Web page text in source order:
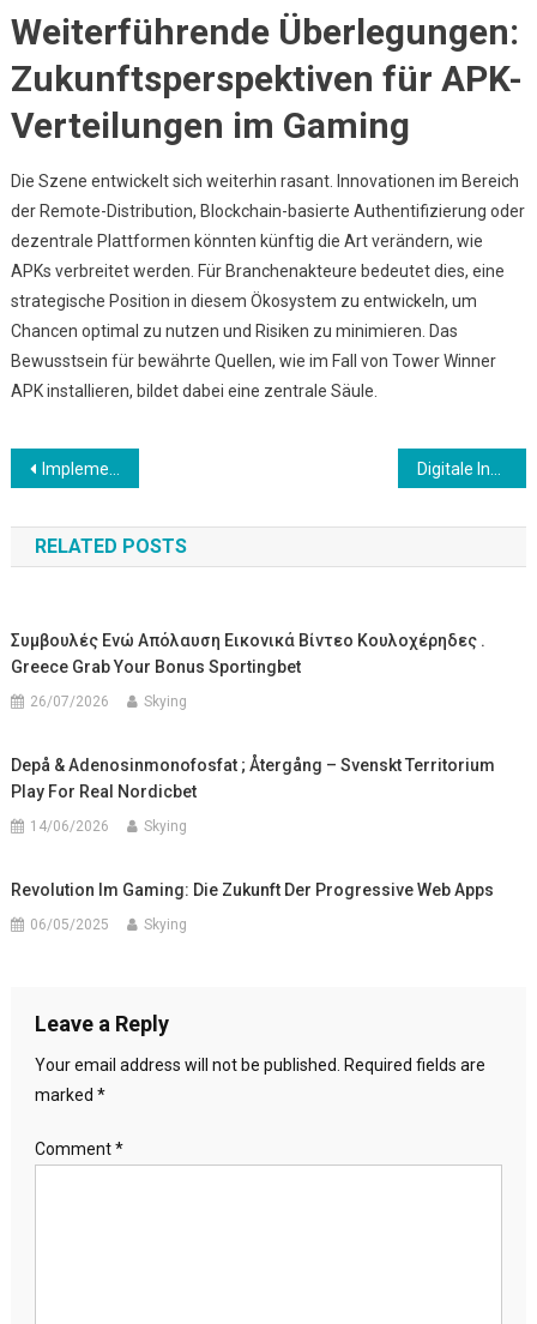
Weiterführende Überlegungen:
Zukunftsperspektiven für APK-
Verteilungen im Gaming
Die Szene entwickelt sich weiterhin rasant. Innovationen im Bereich
der Remote-Distribution, Blockchain-basierte Authentifizierung oder
dezentrale Plattformen könnten künftig die Art verändern, wie
APKs verbreitet werden. Für Branchenakteure bedeutet dies, eine
strategische Position in diesem Ökosystem zu entwickeln, um
Chancen optimal zu nutzen und Risiken zu minimieren. Das
Bewusstsein für bewährte Quellen, wie im Fall von Tower Winner
APK installieren, bildet dabei eine zentrale Säule.
Post
navigation
Implementare Software di Pianificazione nelle Istituzioni Educative: Best Practice e Innovazioni
RELATED POSTS
Συμβουλές Ενώ Απόλαυση Εικονικά Βίντεο Κουλοχέρηδες .
Greece Grab Your Bonus Sportingbet
26/07/2026 Skying
Depå & Adenosinmonofosfat ; Återgång – Svenskt Territorium
Play For Real Nordicbet
14/06/2026 Skying
Revolution Im Gaming: Die Zukunft Der Progressive Web Apps
06/05/2025 Skying
Leave a Reply
Your email address will not be published.
Required fields are
marked *
Comment*